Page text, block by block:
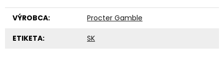
VÝROBCA: Procter Gamble
ETIKETA: SK